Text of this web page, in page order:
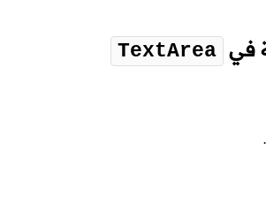
في TextArea
.